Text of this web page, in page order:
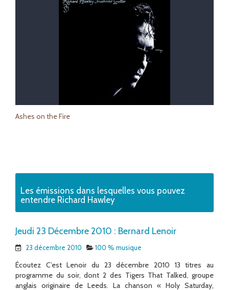
Ashes on the Fire
Les émissions dans lesquelles vous pouvez
entendre Richard Hawley
Jeudi 23 Décembre 2010 : Bernard Lenoir
23 décembre 2010 100 % musique
Écoutez C’est Lenoir du 23 décembre 2010 13 titres au
programme du soir, dont 2 des Tigers That Talked, groupe
anglais originaire de Leeds. La chanson « Holy Saturday,